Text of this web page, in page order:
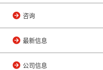
咨询
最新信息
公司信息